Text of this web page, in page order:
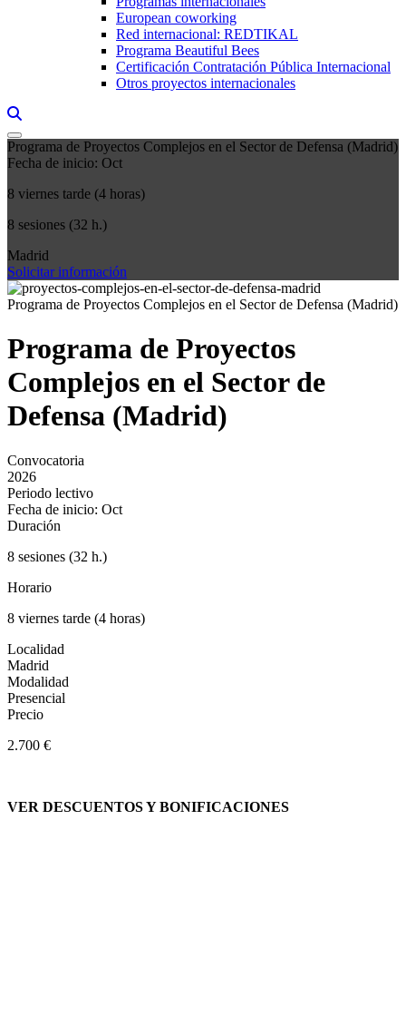
European coworking
Red internacional: REDTIKAL
Programa Beautiful Bees
Certificación Contratación Pública Internacional
Otros proyectos internacionales
Programa de Proyectos Complejos en el Sector de Defensa (Madrid)
Fecha de inicio: Oct
8 viernes tarde (4 horas)
8 sesiones (32 h.)
Madrid
Solicitar información
Programa de Proyectos Complejos en el Sector de Defensa (Madrid)
Programa de Proyectos
Complejos en el Sector de
Defensa (Madrid)
Convocatoria
2026
Periodo lectivo
Fecha de inicio: Oct
Duración
8 sesiones (32 h.)
Horario
8 viernes tarde (4 horas)
Localidad
Madrid
Modalidad
Presencial
Precio
2.700 €
VER DESCUENTOS Y BONIFICACIONES